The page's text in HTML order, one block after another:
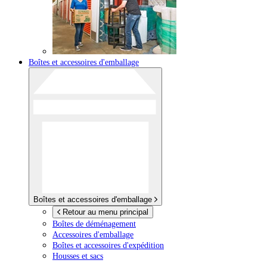
Boîtes et accessoires d'emballage
Boîtes et accessoires d'emballage
Retour au menu principal
Boîtes de déménagement
Accessoires d'emballage
Boîtes et accessoires d'expédition
Housses et sacs